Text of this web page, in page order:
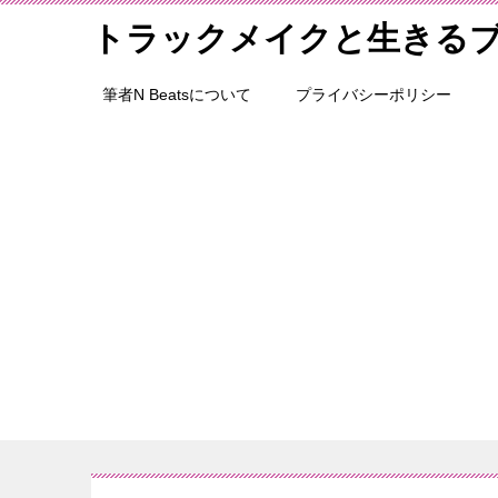
トラックメイクと生きる
筆者N Beatsについて プライバシーポリシー